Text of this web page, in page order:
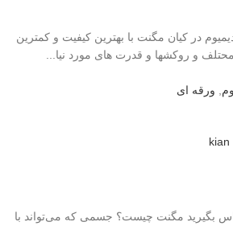
در کیان مگنت با بهترین کیفیت و کمترین
و روکشها و قدرت های مورد نیا...
ورقه ای
kian
بگیرید مگنت چیست؟ جسمی که می‌تواند با